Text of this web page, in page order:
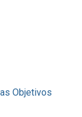
Objetivos